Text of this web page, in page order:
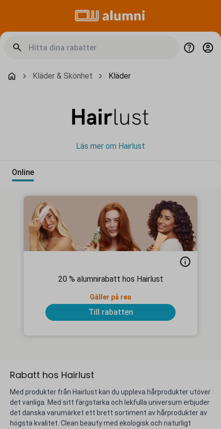
Kläder & Skönhet Kläder
Läs mer om Hairlust
Online
20 % alumnirabatt hos Hairlust
Gäller på rea
Till rabatten
Rabatt hos Hairlust
Med produkter från Hairlust kan du uppleva hårprodukter utöver
det vanliga. Med sitt färgstarka och lekfulla universum erbjuder
det danska varumärket ett brett sortiment av hårprodukter av
högsta kvalitet. Clean beauty med ekologisk och naturligt